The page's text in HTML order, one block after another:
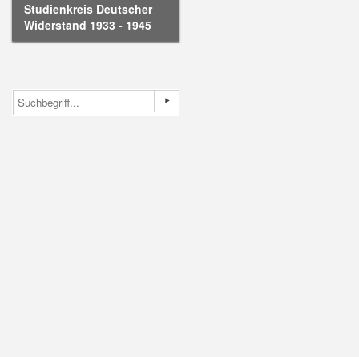
Studienkreis Deutscher
Widerstand 1933 - 1945